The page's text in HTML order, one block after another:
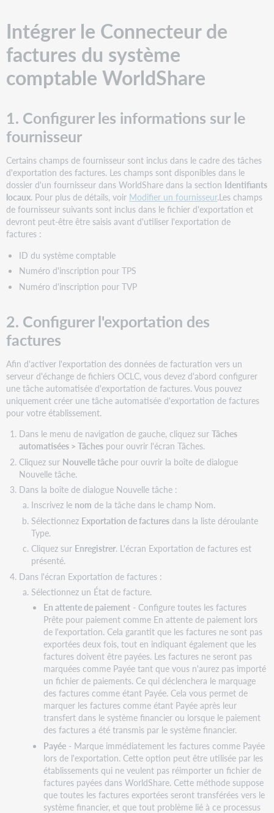
Intégrer le Connecteur de
factures du système
comptable WorldShare
1. Configurer les informations sur le
fournisseur
Certains champs de fournisseur sont inclus dans le cadre des tâches
d'exportation des factures. Les champs sont disponibles dans le
dossier d'un fournisseur dans WorldShare dans la section Identifiants
locaux. Pour plus de détails, voir Modifier un fournisseur.Les champs
de fournisseur suivants sont inclus dans le fichier d'exportation et
devront peut-être être saisis avant d'utiliser l'exportation de
factures :
ID du système comptable
Numéro d'inscription pour TPS
Numéro d'inscription pour TVP
2. Configurer l'exportation des
factures
Afin d'activer l'exportation des données de facturation vers un
serveur d'échange de fichiers OCLC, vous devez d'abord configurer
une tâche automatisée d'exportation de factures. Vous pouvez
uniquement créer une tâche automatisée d'exportation de factures
pour votre établissement.
Dans le menu de navigation de gauche, cliquez sur Tâches
automatisées > Tâchespour ouvrir l'écran Tâches.
Cliquez sur Nouvelle tâchepour ouvrir la boîte de dialogue
Nouvelle tâche.
Dans la boîte de dialogue Nouvelle tâche :
Inscrivez le nom de la tâche dans le champ Nom.
Sélectionnez Exportation de facturesdans la liste déroulante
Type.
Cliquez sur Enregistrer. L'écran Exportation de factures est
présenté.
Dans l'écran Exportation de factures :
Sélectionnez un État de facture.
En attente de paiement- Configure toutes les factures
Prête pour paiement comme En attente de paiement lors
de l'exportation. Cela garantit que les factures ne sont pas
exportées deux fois, tout en indiquant également que les
factures doivent être payées. Les factures ne seront pas
marquées comme Payée tant que vous n'aurez pas importé
un fichier de paiements. Ce qui déclenchera le marquage
des factures comme étant Payée. Cela vous permet de
marquer les factures comme étant Payée après leur
transfert dans le système financier ou lorsque le paiement
des factures a été transmis par le système financier.
Payée- Marque immédiatement les factures comme Payée
lors de l'exportation. Cette option peut être utilisée par les
établissements qui ne veulent pas réimporter un fichier de
factures payées dans WorldShare. Cette méthode suppose
que toutes les factures exportées seront transférées vers le
système financier, et que tout problème lié à ce processus